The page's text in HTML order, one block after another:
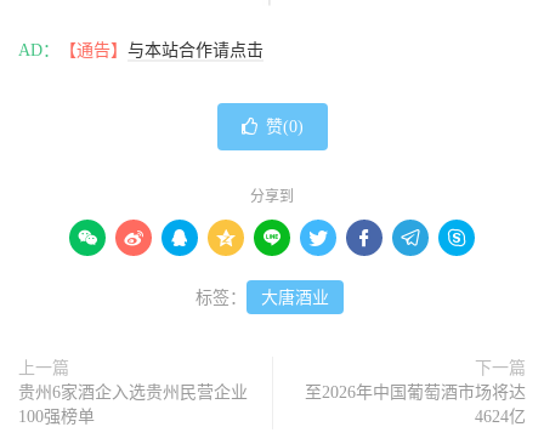
AD： 【通告】 与本站合作请点击
赞(0)
分享到
        
标签： 大唐酒业
上一篇
贵州6家酒企入选贵州民营企业
100强榜单
下一篇
至2026年中国葡萄酒市场将达
4624亿